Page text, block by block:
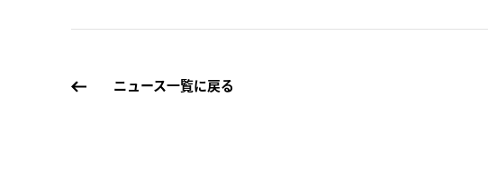
ニュース一覧に戻る